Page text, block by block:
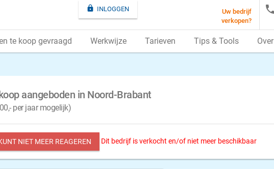
aangeboden in Noord-Brabant
per jaar mogelijk)
NIET MEER REAGEREN Dit bedrijf is verkocht en/of niet meer beschikbaar
 INLOGGEN
Uw bedrijf
verkopen?
te koop gevraagd Werkwijze Tarieven Tips & Tools